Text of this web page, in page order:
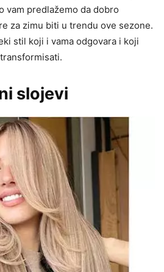
vam predlažemo da dobro
za zimu biti u trendu ove sezone.
stil koji i vama odgovara i koji
slojevi